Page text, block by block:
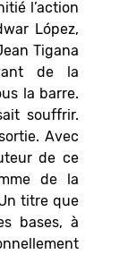
l’action
López,
Tigana
de la
la barre.
souffrir.
Avec
de ce
de la
titre que
bases, à